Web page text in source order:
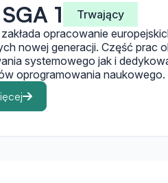
1
Trwający
zakłada opracowanie
nowej generacji. Część prac
systemowego jak i
oprogramowania naukowego.